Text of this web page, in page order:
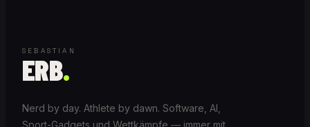
SEBASTIAN
ERB.
Nerd by day. Athlete by dawn. Software, AI,